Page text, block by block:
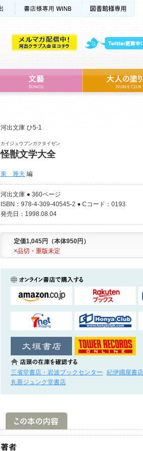
河出文庫 ひ5-1
カイジュウブンガクタイゼン
怪獣文学大全
東 雅夫 編
河出文庫 ● 360ページ
ISBN：978-4-309-40545-2 ● Cコード：0193
発売日：1998.08.04
定価1,045円（本体950円）
×品切・重版未定
三省堂書店・岩波ブックセンター 紀伊國屋書店
丸善ジュンク堂書店